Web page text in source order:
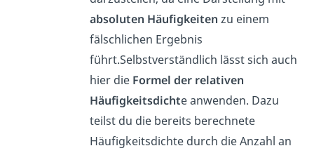
absoluten Häufigkeiten zu einem
fälschlichen Ergebnis
führt.Selbstverständlich lässt sich auch
hier die Formel der relativen
Häufigkeitsdichte anwenden. Dazu
teilst du die bereits berechnete
Häufigkeitsdichte durch die Anzahl an